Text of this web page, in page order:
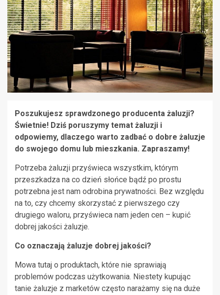
Poszukujesz sprawdzonego producenta żaluzji?
Świetnie! Dziś poruszymy temat żaluzji i
odpowiemy, dlaczego warto zadbać o dobre żaluzje
do swojego domu lub mieszkania. Zapraszamy!
Potrzeba żaluzji przyświeca wszystkim, którym
przeszkadza na co dzień słońce bądź po prostu
potrzebna jest nam odrobina prywatności. Bez względu
na to, czy chcemy skorzystać z pierwszego czy
drugiego waloru, przyświeca nam jeden cen – kupić
dobrej jakości żaluzje.
Co oznaczają żaluzje dobrej jakości?
Mowa tutaj o produktach, które nie sprawiają
problemów podczas użytkowania. Niestety kupując
tanie żaluzje z marketów często narażamy się na duże